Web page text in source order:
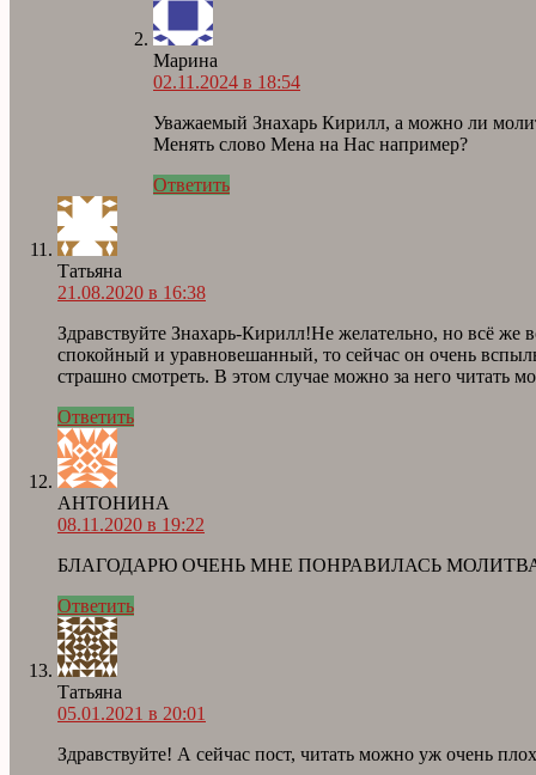
Марина
02.11.2024 в 18:54
Уважаемый Знахарь Кирилл, а можно ли
Менять слово Мена на Нас например?
Ответить
Татьяна
21.08.2020 в 16:38
Здравствуйте Знахарь-Кирилл!Не желательно, но всё же
спокойный и уравновешанный, то сейчас он очень
страшно смотреть. В этом случае можно за него читать
Ответить
АНТОНИНА
08.11.2020 в 19:22
БЛАГОДАРЮ ОЧЕНЬ МНЕ ПОНРАВИЛАСЬ
Ответить
Татьяна
05.01.2021 в 20:01
Здравствуйте! А сейчас пост, читать можно уж очень